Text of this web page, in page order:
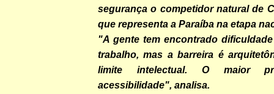
segurança o competidor natural de
que representa a Paraíba na etapa
"A gente tem encontrado
trabalho, mas a barreira é
limite intelectual. O maior
acessibilidade", analisa.